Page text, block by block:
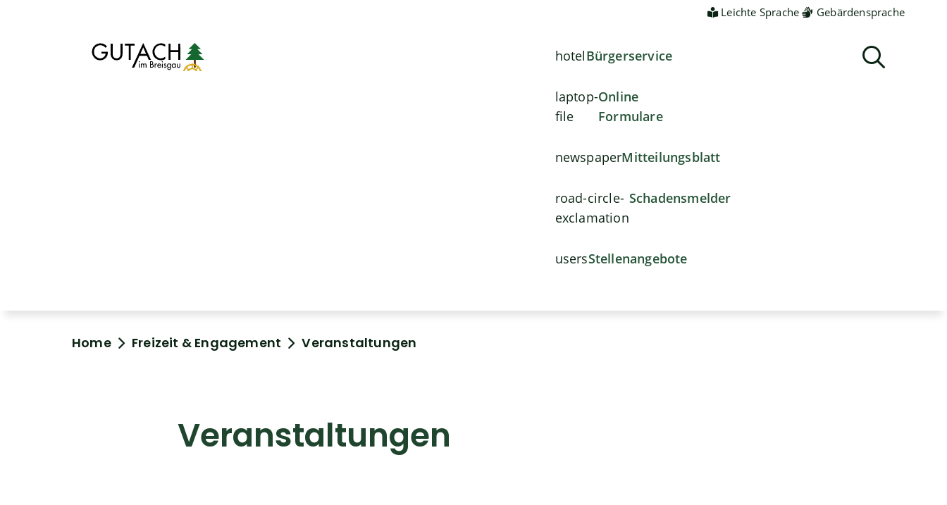
Leichte Sprache Gebärdensprache
hotelBürgerservice
laptop-
file
Online
Formulare
newspaperMitteilungsblatt
road-circle-
exclamation
Schadensmelder
usersStellenangebote
Home Freizeit & Engagement Veranstaltungen
Veranstaltungen